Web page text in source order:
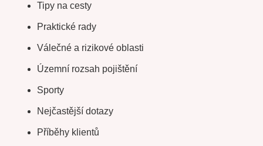
Tipy na cesty
Praktické rady
Válečné a rizikové oblasti
Územní rozsah pojištění
Sporty
Nejčastější dotazy
Příběhy klientů